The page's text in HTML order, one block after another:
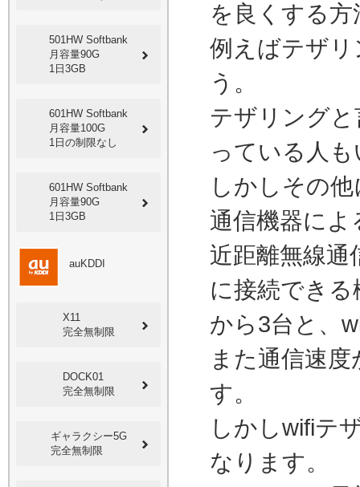
501HW Softbank
月容量90G
1日3GB
601HW Softbank
月容量100G
1日の制限なし
601HW Softbank
月容量90G
1日3GB
auKDDI
X11
完全無制限
DOCK01
完全無制限
ギャラクシー5G
完全無制限
を良くする
例えばテザ
う。
テザリング
っている人
しかしその
通信機器に
近距離無線通
に接続でき
から3台と、
また通信速
す。
しかしwifiテ
なります。